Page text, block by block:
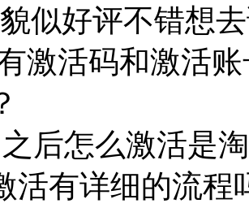
似好评不错想
激活码和激活
后怎么激活是
活有详细的流程